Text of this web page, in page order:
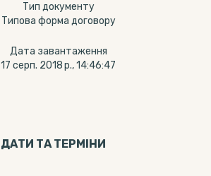
Тип документу
Типова форма договору
Дата завантаження
17 серп. 2018 р., 14:46:47
ДАТИ ТА ТЕРМIНИ